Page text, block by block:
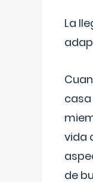
La
casa
vida
de